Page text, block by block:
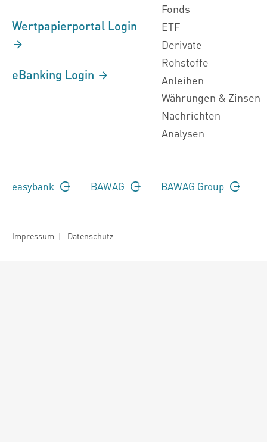
Wertpapierportal Login
eBanking Login
Fonds
ETF
Derivate
Rohstoffe
Anleihen
Währungen & Zinsen
Nachrichten
Analysen
easybank BAWAG BAWAG Group
Impressum | Datenschutz